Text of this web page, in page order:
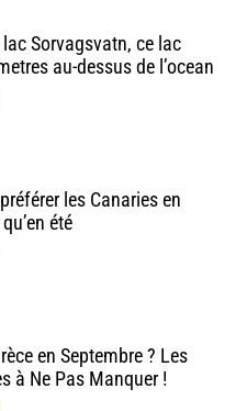
lac Sorvagsvatn, ce lac
au-dessus de l’ocean
les Canaries en
été
en Septembre ? Les
à Ne Pas Manquer !